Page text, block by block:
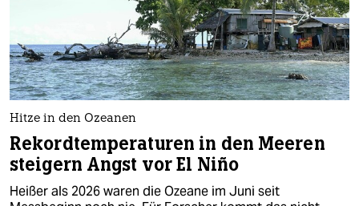
Hitze in den Ozeanen
Rekordtemperaturen in den Meeren
steigern Angst vor El Niño
Heißer als 2026 waren die Ozeane im Juni seit